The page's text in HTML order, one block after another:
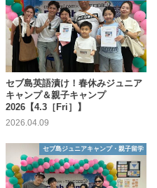
セブ島英語漬け！春休みジュニア
キャンプ＆親子キャンプ
2026【4.3［Fri］】
2026.04.09
セブ島ジュニアキャンプ・親子留学